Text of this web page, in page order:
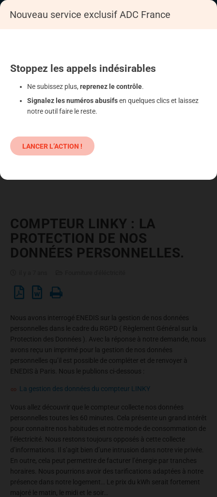
COMPTEUR LINKY : LA
PROTECTION DE NOS
DONNÉES PERSONNELLES.
Nous avons interrogé ENEDIS sur la gestion de nos données
personnelles dans le cadre du RGPD ( Règlement Général sur la
Protection des Données ). Avec la réponse à notre demande, nous
avons reçu un imprimé pour la gestion de nos données
personnelles qu’il est possible de compléter et de renvoyer à
ENEDIS à Paris. Nous le publions ci-dessous :
La gestion des données du compteur LINKY
Vous allez découvrir que le compteur collecte nos données
personnelles toutes les 60 minutes. Cela présente un grand intérêt
pour connaitre nos habitudes et notre mode de consommation de
l’électricité. Nous restons toujours opposés à cette collecte
d’informations. Il s’agit bien d’une intrusion dans notre vie privée.
En outre, cela peut permettre de facturer l’énergie par tranches
horaires. Nous pourrions avoir des tarifications adaptées à notre
présence dans notre logement… Le prix du kWh serait fortement
majoré le matin, le midi et le soir…
Nouveau service exclusif ADC France
Stoppez les appels indésirables
Ne subissez plus, reprenez le contrôle.
Signalez les numéros abusifsen quelques clics et laissez
notre outil faire le reste.
LANCER L’ACTION !